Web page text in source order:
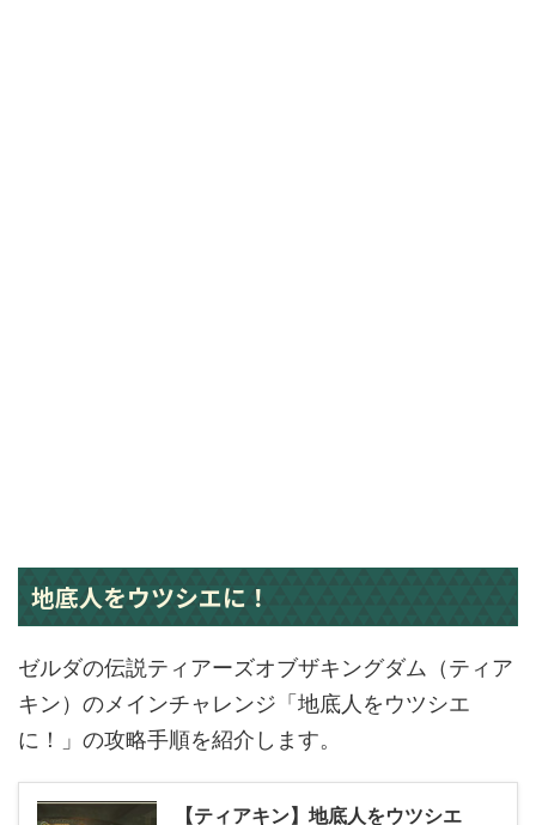
地底人をウツシエに！
ゼルダの伝説ティアーズオブザキングダム（ティア
キン）のメインチャレンジ「地底人をウツシエ
に！」の攻略手順を紹介します。
【ティアキン】地底人をウツシエ